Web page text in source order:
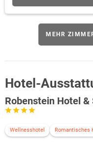
MEHR
Hotel-
Robenstein Hotel &
Wellnesshotel Romantisches